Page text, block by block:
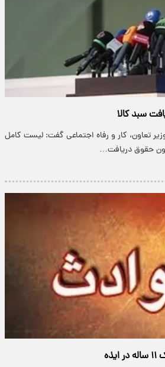
سبد کالا
تعاون، کار و رفاه اجتماعی گفت: لیست کامل
حقوق دریافت…